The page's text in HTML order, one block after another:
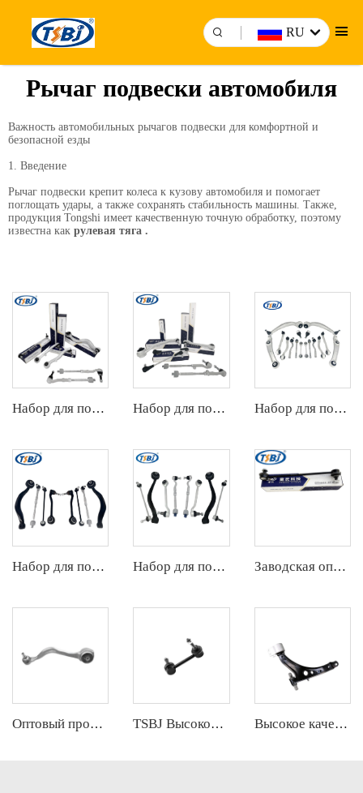
RU
Рычаг подвески автомобиля
Важность автомобильных рычагов подвески для комфортной и
безопасной езды
1. Введение
Рычаг подвески крепит колеса к кузову автомобиля и помогает
поглощать удары, а также сохранять стабильность машины. Также,
продукция Tongshi имеет качественную точную обработку, поэтому
известна как рулевая тяга .
Набор для подвески Набор для подвески Набор для подвески
Набор для подвески Набор для подвески Заводская оптовая продажа популярных комплектов деталей шасси автомобиля, таких как передний стабилизатор для Chevrolet Captiva(S7L) OE:96626248
Оптовый производитель высокого качества, передняя нижняя контрольная рука для BMW X3 G08 OE 31106890903 31106890904 31106870977 TSBJ Высокое качество оптового производителя стабилизирующей тяги для GRAND CHEROKEE IV (WK, WK2) 2011- ОЕ 68091837AA 68091837AB Высокое качество оптового производителя передней нижней控制руки для Chevrolet Malibu OE 23421068 23421069